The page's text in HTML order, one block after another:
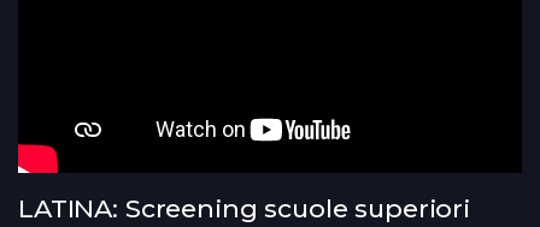
LATINA: Screening scuole superiori